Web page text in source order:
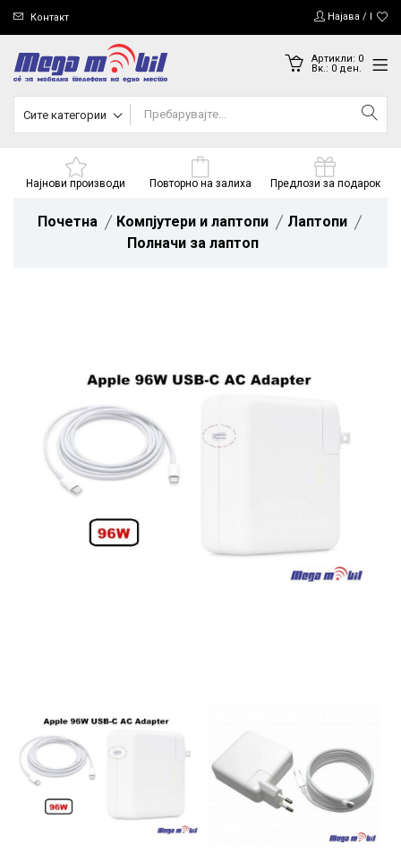
Контакт Најава /
Артикли: 0
Вк.: 0ден.
Сите категории
Најнови производи Повторно на залиха Предлози за подарок
Почетна Компјутери и лаптопи
Лаптопи
Полначи за лаптоп